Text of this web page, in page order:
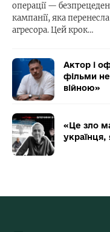
операції —
кампанії, яка
агресора. Цей крок…
Актор і
фільми не
війною»
«Це зло